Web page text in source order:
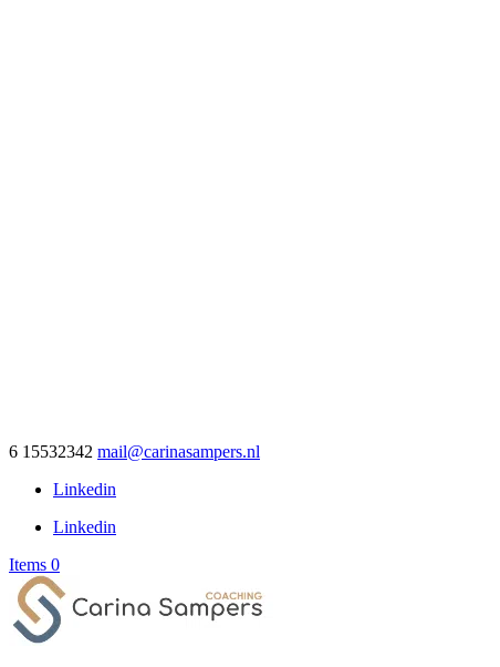
6 15532342 mail@carinasampers.nl
Linkedin
Linkedin
Items 0